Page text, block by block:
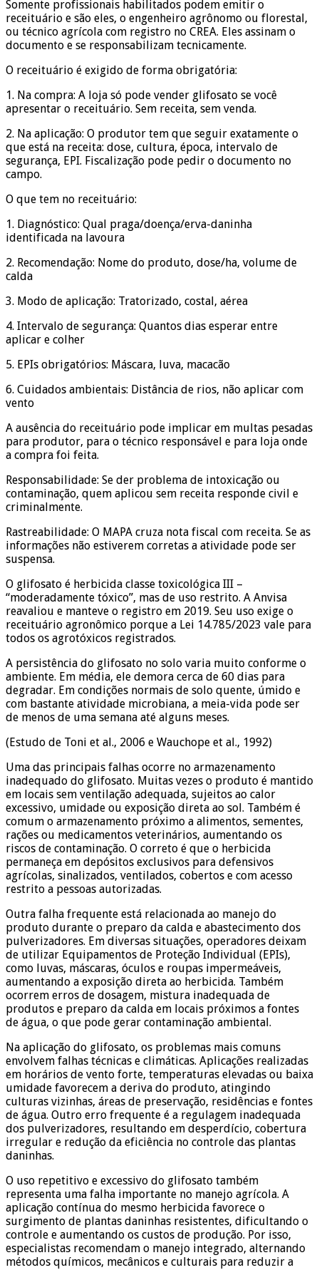
Somente profissionais habilitados podem emitir o
receituário e são eles, o engenheiro agrônomo ou florestal,
ou técnico agrícola com registro no CREA. Eles assinam o
documento e se responsabilizam tecnicamente.
O receituário é exigido de forma obrigatória:
1. Na compra: A loja só pode vender glifosato se você
apresentar o receituário. Sem receita, sem venda.
2. Na aplicação: O produtor tem que seguir exatamente o
que está na receita: dose, cultura, época, intervalo de
segurança, EPI. Fiscalização pode pedir o documento no
campo.
O que tem no receituário:
1. Diagnóstico: Qual praga/doença/erva-daninha
identificada na lavoura
2. Recomendação: Nome do produto, dose/ha, volume de
calda
3. Modo de aplicação: Tratorizado, costal, aérea
4. Intervalo de segurança: Quantos dias esperar entre
aplicar e colher
5. EPIs obrigatórios: Máscara, luva, macacão
6. Cuidados ambientais: Distância de rios, não aplicar com
vento
A ausência do receituário pode implicar em multas pesadas
para produtor, para o técnico responsável e para loja onde
a compra foi feita.
Responsabilidade: Se der problema de intoxicação ou
contaminação, quem aplicou sem receita responde civil e
criminalmente.
Rastreabilidade: O MAPA cruza nota fiscal com receita. Se as
informações não estiverem corretas a atividade pode ser
suspensa.
O glifosato é herbicida classe toxicológica III –
“moderadamente tóxico”, mas de uso restrito. A Anvisa
reavaliou e manteve o registro em 2019. Seu uso exige o
receituário agronômico porque a Lei 14.785/2023 vale para
todos os agrotóxicos registrados.
A persistência do glifosato no solo varia muito conforme o
ambiente. Em média, ele demora cerca de 60 dias para
degradar. Em condições normais de solo quente, úmido e
com bastante atividade microbiana, a meia-vida pode ser
de menos de uma semana até alguns meses.
(Estudo de Toni et al., 2006 e Wauchope et al., 1992)
Uma das principais falhas ocorre no armazenamento
inadequado do glifosato. Muitas vezes o produto é mantido
em locais sem ventilação adequada, sujeitos ao calor
excessivo, umidade ou exposição direta ao sol. Também é
comum o armazenamento próximo a alimentos, sementes,
rações ou medicamentos veterinários, aumentando os
riscos de contaminação. O correto é que o herbicida
permaneça em depósitos exclusivos para defensivos
agrícolas, sinalizados, ventilados, cobertos e com acesso
restrito a pessoas autorizadas.
Outra falha frequente está relacionada ao manejo do
produto durante o preparo da calda e abastecimento dos
pulverizadores. Em diversas situações, operadores deixam
de utilizar Equipamentos de Proteção Individual (EPIs),
como luvas, máscaras, óculos e roupas impermeáveis,
aumentando a exposição direta ao herbicida. Também
ocorrem erros de dosagem, mistura inadequada de
produtos e preparo da calda em locais próximos a fontes
de água, o que pode gerar contaminação ambiental.
Na aplicação do glifosato, os problemas mais comuns
envolvem falhas técnicas e climáticas. Aplicações realizadas
em horários de vento forte, temperaturas elevadas ou baixa
umidade favorecem a deriva do produto, atingindo
culturas vizinhas, áreas de preservação, residências e fontes
de água. Outro erro frequente é a regulagem inadequada
dos pulverizadores, resultando em desperdício, cobertura
irregular e redução da eficiência no controle das plantas
daninhas.
O uso repetitivo e excessivo do glifosato também
representa uma falha importante no manejo agrícola. A
aplicação contínua do mesmo herbicida favorece o
surgimento de plantas daninhas resistentes, dificultando o
controle e aumentando os custos de produção. Por isso,
especialistas recomendam o manejo integrado, alternando
métodos químicos, mecânicos e culturais para reduzir a